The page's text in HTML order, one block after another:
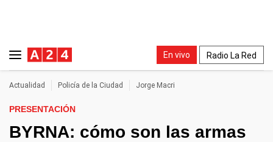
En vivo Radio La Red
Actualidad Policía de la Ciudad Jorge Macri
PRESENTACIÓN
BYRNA: cómo son las armas